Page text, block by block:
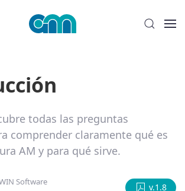
todas las preguntas
comprender claramente qué es
AM y para qué sirve.
Software v.1.8